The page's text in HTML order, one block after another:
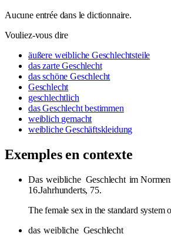
Aucune entrée dans le dictionnaire.
Vouliez-vous dire
äußere weibliche Geschlechtsteile
das zarte Geschlecht
das schöne Geschlecht
Geschlecht
geschlechtlich
das Geschlecht bestimmen
weiblich gemacht
weibliche Geschäftskleidung
Exemples en contexte
Das weibliche Geschlecht im
16.Jahrhunderts, 75.
The female sex in the standard system
das weibliche Geschlecht